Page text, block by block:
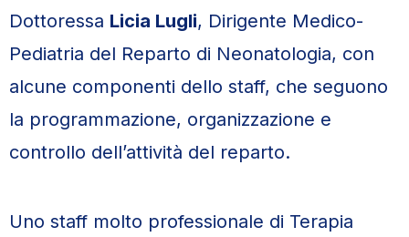
Dottoressa Licia Lugli, Dirigente Medico-
Pediatria del Reparto di Neonatologia, con
alcune componenti dello staff, che seguono
la programmazione, organizzazione e
controllo dell’attività del reparto.
Uno staff molto professionale di Terapia